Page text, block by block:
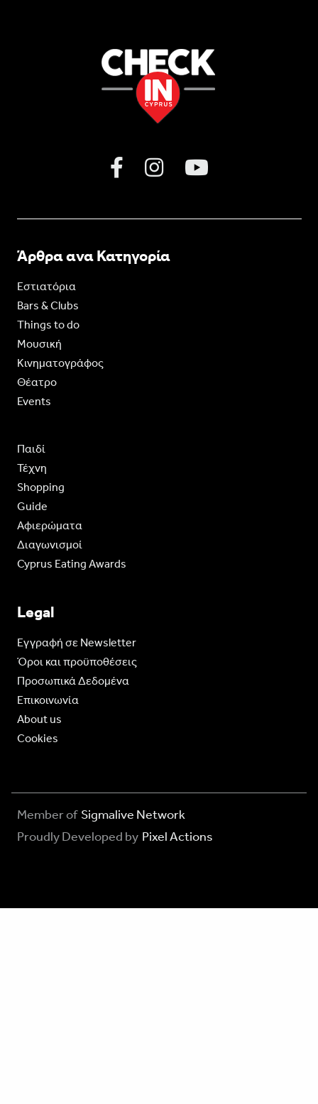
Άρθρα ανα Κατηγορία
Εστιατόρια
Bars & Clubs
Things to do
Moυσική
Κινηματογράφος
Θέατρο
Events
Παιδί
Τέχνη
Shopping
Guide
Aφιερώματα
Διαγωνισμοί
Cyprus Eating Awards
Legal
Eγγραφή σε Newsletter
Όροι και προϋποθέσεις
Προσωπικά Δεδομένα
Επικοινωνία
About us
Cookies
Member of Sigmalive Network
Proudly Developed by Pixel Actions